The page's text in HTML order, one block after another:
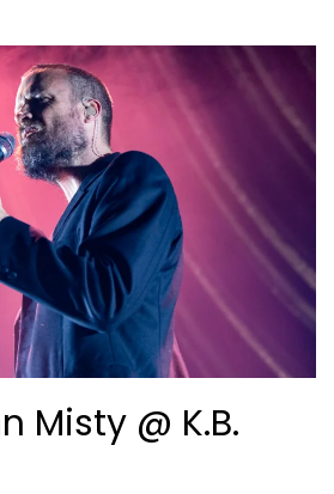
Misty @ K.B.